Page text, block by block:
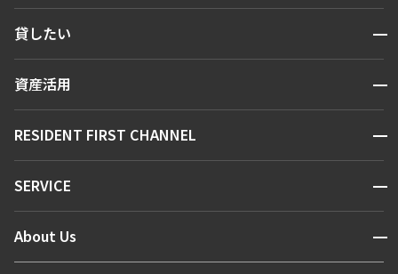
人気エリアから探す
新着情報から探す
新着募集情報
貸したい 開閉
お問い合わせ
資産活用 開閉
お問い合わせ
RESIDENT FIRST CHANNEL 開閉
マンションレポート
住まいのコラム
SERVICE 開閉
会員ページ
About Us 開閉